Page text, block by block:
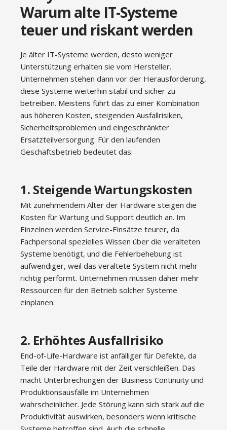
Warum alte IT-Systeme
teuer und riskant werden
Je älter IT-Systeme werden, desto weniger
Unterstützung erhalten sie vom Hersteller.
Unternehmen stehen dann vor der Herausforderung,
diese Systeme weiterhin stabil und sicher zu
betreiben. Meistens führt das zu einer Kombination
aus höheren Kosten, steigenden Ausfallrisiken,
Sicherheitsproblemen und eingeschränkter
Ersatzteilversorgung. Für den laufenden
Geschäftsbetrieb bedeutet das:
1. Steigende Wartungskosten
Mit zunehmendem Alter der Hardware steigen die
Kosten für Wartung und Support deutlich an. Im
Einzelnen werden Service-Einsätze teurer, da
Fachpersonal spezielles Wissen über die veralteten
Systeme benötigt, und die Fehlerbehebung ist
aufwendiger, weil das veraltete System nicht mehr
richtig performt. Unternehmen müssen daher mehr
Ressourcen für den Betrieb solcher Systeme
einplanen.
2. Erhöhtes Ausfallrisiko
End-of-Life-Hardware ist anfälliger für Defekte, da
Teile der Hardware mit der Zeit verschleißen. Das
macht Unterbrechungen der Business Continuity und
Produktionsausfälle im Unternehmen
wahrscheinlicher. Jede Störung kann sich stark auf die
Produktivität auswirken, besonders wenn kritische